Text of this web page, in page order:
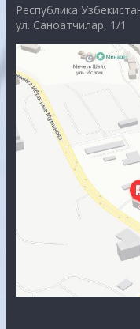
Республика
ул. Саноатчилар, 1/1